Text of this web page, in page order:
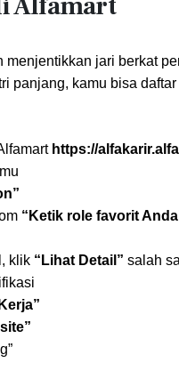
menjentikkan jari berkat
panjang, kamu bisa
https://
“Ketik role favorit
klik “Lihat Detail” salah